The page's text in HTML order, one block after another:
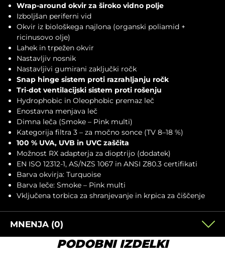
Wrap-around okvir za široko vidno polje
Izboljšan periferni vid
Okvir iz biološkega najlona (organski poliamid +
ricinusovo olje)
Lahek in trpežen okvir
Nastavljiv nosnik
Nastavljivi gumirani zaključki ročk
Snap hinge sistem proti razrahljanju ročk
Tri-dot ventilacijski sistem proti rošenju
Hydrophobic in Oleophobic premaz leč
Enostavna menjava leč
Dimna leča (Smoke – Pink multi)
Kategorija filtra 3 – za močno sonce (TV 8–18 %)
100 % UVA, UVB in UVC zaščita
Možnost RX adapterja za dioptrijo (dodatek)
EN ISO 12312-1, AS/NZS 1067 in ANSI Z80.3 certifikati
Barva okvirja: Turquoise
Barva leče: Smoke – Pink multi
Vključena torbica za shranjevanje in krpica za čiščenje
MNENJA (0)
PODOBNI IZDELKI